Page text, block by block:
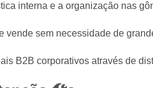
interna e a organização nas
vende sem necessidade de
B2B corporativos através de